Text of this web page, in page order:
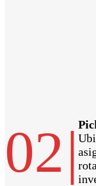
02|